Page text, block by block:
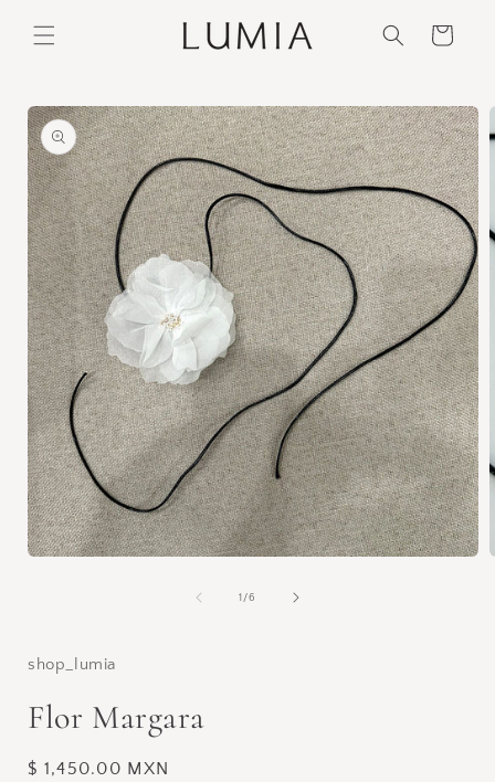
directamente
al contenido
Carrito
directamente
a la
información
del producto
ventana
1 /de
6
shop_lumia
Flor Margara
Precio
$ 1,450.00 MXN